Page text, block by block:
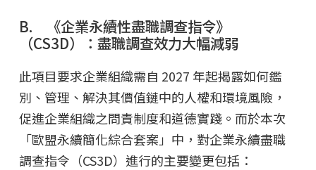
B. 《企業永續性盡職調查指令》
（CS3D）：盡職調查效力大幅減弱
此項目要求企業組織需自 2027 年起揭露如何鑑
別、管理、解決其價值鏈中的人權和環境風險，
促進企業組織之問責制度和道德實踐。而於本次
「歐盟永續簡化綜合套案」中，對企業永續盡職
調查指令（CS3D）進行的主要變更包括：